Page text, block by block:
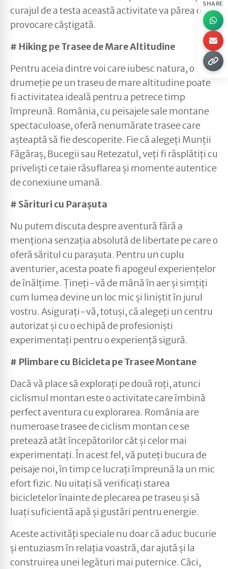
SHARE
curajul de a testa această activitate va părea o
provocare câștigată.
# Hiking pe Trasee de Mare Altitudine
Pentru aceia dintre voi care iubesc natura, o
drumeție pe un traseu de mare altitudine poate
fi activitatea ideală pentru a petrece timp
împreună. România, cu peisajele sale montane
spectaculoase, oferă nenumărate trasee care
așteaptă să fie descoperite. Fie că alegeți Munții
Făgăraș, Bucegii sau Retezatul, veți fi răsplătiți cu
priveliști ce taie răsuflarea și momente autentice
de conexiune umană.
# Sărituri cu Parașuta
Nu putem discuta despre aventură fără a
menționa senzația absolută de libertate pe care o
oferă săritul cu parașuta. Pentru un cuplu
aventurier, acesta poate fi apogeul experiențelor
de înălțime. Țineți-vă de mână în aer și simțiți
cum lumea devine un loc mic și liniștit în jurul
vostru. Asigurați-vă, totuși, că alegeți un centru
autorizat și cu o echipă de profesioniști
experimentați pentru o experiență sigură.
# Plimbare cu Bicicleta pe Trasee Montane
Dacă vă place să explorați pe două roți, atunci
ciclismul montan este o activitate care îmbină
perfect aventura cu explorarea. România are
numeroase trasee de ciclism montan ce se
pretează atât începătorilor cât și celor mai
experimentați. În acest fel, vă puteți bucura de
peisaje noi, în timp ce lucrați împreună la un mic
efort fizic. Nu uitați să verificați starea
bicicletelor înainte de plecarea pe traseu și să
luați suficientă apă și gustări pentru energie.
Aceste activități speciale nu doar că aduc bucurie
și entuziasm în relația voastră, dar ajută și la
construirea unei legături mai puternice. Căci,